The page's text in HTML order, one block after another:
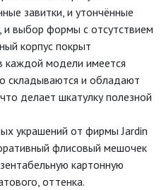
завитки, и утончённые
и выбор формы с отсутствием
корпус покрыт
каждой модели имеется
складываются и обладают
делает шкатулку полезной
украшений от фирмы Jardin
флисовый мешочек
картонную
оттенка.